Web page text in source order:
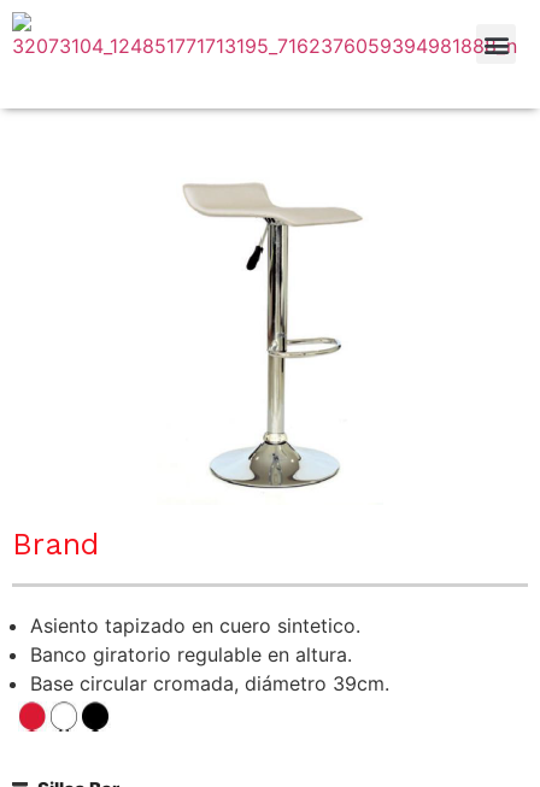
Brand
Asiento tapizado en cuero sintetico.
Banco giratorio regulable en altura.
Base circular cromada, diámetro 39cm.